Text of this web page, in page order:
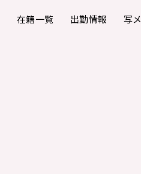
在籍一覧 出勤情報 写